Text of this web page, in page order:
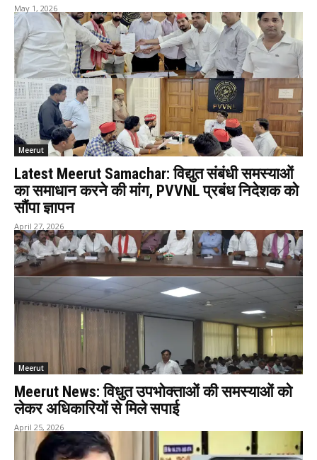
May 1, 2026
Meerut
Latest Meerut Samachar: विद्युत संबंधी समस्याओं
का समाधान करने की मांग, PVVNL प्रबंध निदेशक को
सौंपा ज्ञापन
April 27, 2026
Meerut
Meerut News: विधुत उपभोक्ताओं की समस्याओं को
लेकर अधिकारियों से मिले सपाई
April 25, 2026